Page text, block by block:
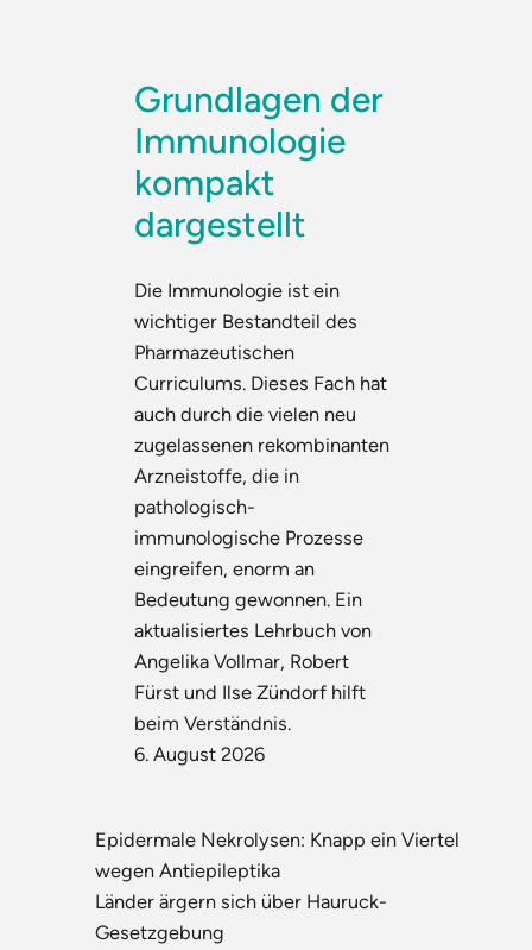
Grundlagen der
Immunologie
kompakt
dargestellt
Die Immunologie ist ein
wichtiger Bestandteil des
Pharmazeutischen
Curriculums. Dieses Fach hat
auch durch die vielen neu
zugelassenen rekombinanten
Arzneistoffe, die in
pathologisch-
immunologische Prozesse
eingreifen, enorm an
Bedeutung gewonnen. Ein
aktualisiertes Lehrbuch von
Angelika Vollmar, Robert
Fürst und Ilse Zündorf hilft
beim Verständnis.
6. August 2026
Epidermale Nekrolysen: Knapp ein Viertel
wegen Antiepileptika
Länder ärgern sich über Hauruck-
Gesetzgebung